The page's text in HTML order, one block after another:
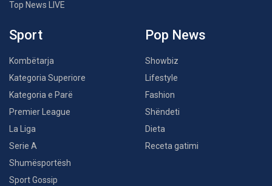
Top News LIVE
Sport
Kombëtarja
Kategoria Superiore
Kategoria e Parë
Premier League
La Liga
Serie A
Shumësportësh
Sport Gossip
Pop News
Showbiz
Lifestyle
Fashion
Shëndeti
Dieta
Receta gatimi